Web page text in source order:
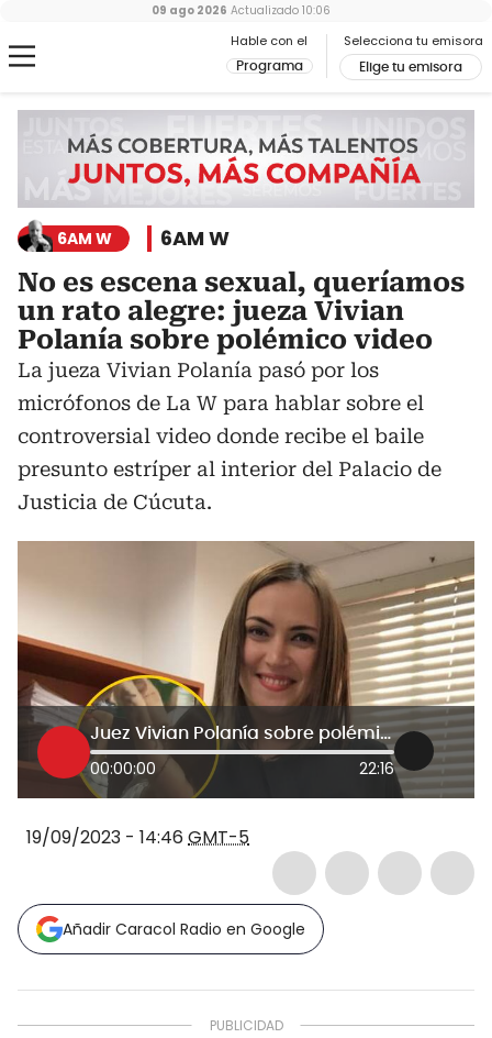
Hable con el
Programa
Selecciona tu emisora
Elige tu emisora
09 ago 2026 Actualizado 10:06
6AM W 6AM W
No es escena sexual, queríamos
un rato alegre: jueza Vivian
Polanía sobre polémico video
La jueza Vivian Polanía pasó por los
micrófonos de La W para hablar sobre el
controversial video donde recibe el baile
presunto estríper al interior del Palacio de
Justicia de Cúcuta.
Juez Vivian Polanía sobre polémico video: “el escándalo es acoso laboral en mi contra”
00:00:00 22:16
19/09/2023 - 14:46 GMT-5
Añadir Caracol Radio en Google